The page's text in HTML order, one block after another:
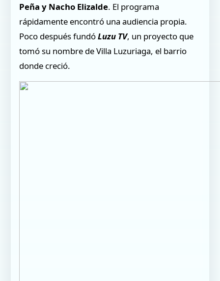
Peña y Nacho Elizalde. El programa
rápidamente encontró una audiencia propia.
Poco después fundóLuzu TV, un proyecto que
tomó su nombre de Villa Luzuriaga, el barrio
donde creció.